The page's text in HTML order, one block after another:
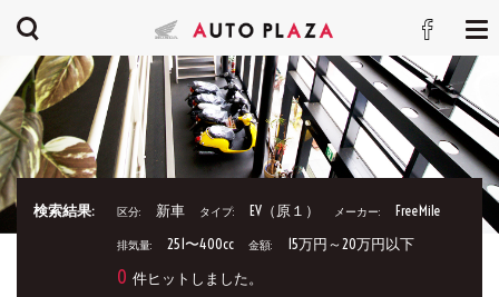
検索結果: 区分: 新車 タイプ: EV（原１） メーカー: FreeMile
排気量: 251〜400cc 金額: 15万円～20万円以下
0 件ヒットしました。